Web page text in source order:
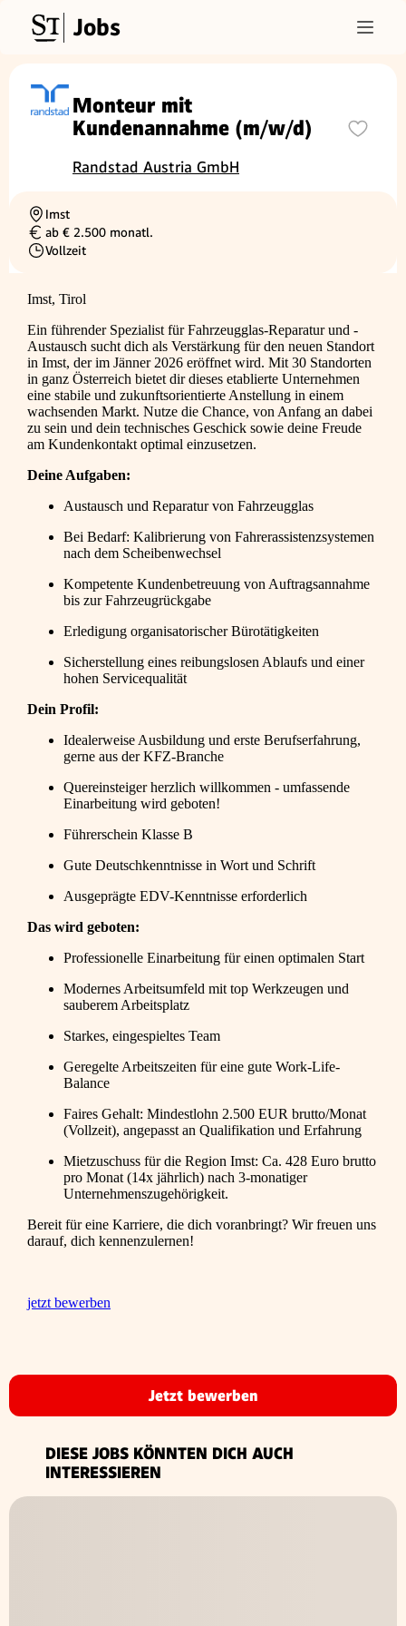
Jobs
Monteur mit
Kundenannahme (m/w/d)
Randstad Austria GmbH
Ortschaft
Imst
Gehalt
ab € 2.500 monatl.
Beschäftigungsart
Vollzeit
Imst, Tirol
Ein führender Spezialist für Fahrzeugglas-Reparatur und -
Austausch sucht dich als Verstärkung für den neuen Standort
in Imst, der im Jänner 2026 eröffnet wird. Mit 30 Standorten
in ganz Österreich bietet dir dieses etablierte Unternehmen
eine stabile und zukunftsorientierte Anstellung in einem
wachsenden Markt. Nutze die Chance, von Anfang an dabei
zu sein und dein technisches Geschick sowie deine Freude
am Kundenkontakt optimal einzusetzen.
Deine Aufgaben:
Austausch und Reparatur von Fahrzeugglas
Bei Bedarf: Kalibrierung von Fahrerassistenzsystemen
nach dem Scheibenwechsel
Kompetente Kundenbetreuung von Auftragsannahme
bis zur Fahrzeugrückgabe
Erledigung organisatorischer Bürotätigkeiten
Sicherstellung eines reibungslosen Ablaufs und einer
hohen Servicequalität
Dein Profil:
Idealerweise Ausbildung und erste Berufserfahrung,
gerne aus der KFZ-Branche
Quereinsteiger herzlich willkommen - umfassende
Einarbeitung wird geboten!
Führerschein Klasse B
Gute Deutschkenntnisse in Wort und Schrift
Ausgeprägte EDV-Kenntnisse erforderlich
Das wird geboten:
Professionelle Einarbeitung für einen optimalen Start
Modernes Arbeitsumfeld mit top Werkzeugen und
sauberem Arbeitsplatz
Starkes, eingespieltes Team
Geregelte Arbeitszeiten für eine gute Work-Life-
Balance
Faires Gehalt: Mindestlohn 2.500 EUR brutto/Monat
(Vollzeit), angepasst an Qualifikation und Erfahrung
Mietzuschuss für die Region Imst: Ca. 428 Euro brutto
pro Monat (14x jährlich) nach 3-monatiger
Unternehmenszugehörigkeit.
Bereit für eine Karriere, die dich voranbringt? Wir freuen uns
darauf, dich kennenzulernen!
jetzt bewerben
Jetzt bewerben
DIESE JOBS KÖNNTEN DICH AUCH
INTERESSIEREN